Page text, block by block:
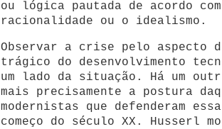
ou lógica pautada de acordo
racionalidade ou o idealismo.
Observar a crise pelo aspecto
trágico do desenvolvimento
um lado da situação. Há um
mais precisamente a postura
modernistas que defenderam
começo do século XX. Husserl